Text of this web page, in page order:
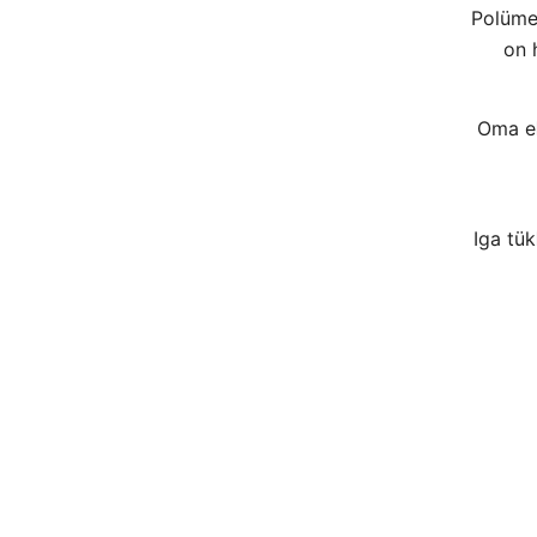
on
Oma
Iga